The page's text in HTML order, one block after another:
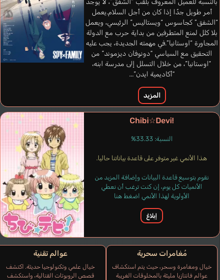
Bryant Ben
إنجليزي
Simões Márcio
برتغالي
Yamamoto Kanehira
بالنسبة للعميل المعروف بلقب “الشفق”، لا يوجد
أمر طويل جدًا إذا كان من أجل السلام.يعمل
“الشفق” كجاسوس “ويستاليس” الرئيسي، ويعمل
بلا كلل لمنع المتطرفين من بداية حرب مع الدولة
المجاورة “اوستانيا”.في مهمته الجديدة، يجب عليه
التحقيق مع السياسي “دونوفان ديزموند” من
“اوستانيا”، من خلال التسلل إلى مدرسة ابنه،
“أكاديمية ايدن”...
المزيد
Chibi☆Devi!
النسبة: 33.33%
هذا الأنمي غير متوفر على قاعدة بياناتنا حاليا.
نقوم بتوسيع قاعدة البيانات وإضافة المزيد من
الأنميات كل يوم، إن كنت ترغب أن نعطي
الأولوية لهذا الأنمي اضغط هنا
إبلاغ
مُغامرات سحرية
خيال ومغامرة وسحر، حيث يتم استكشاف
عوالم فانتازيا مليئة بالمخلوقات الغريبة
عوالم تقنية
خيال علمي وتكنولوجيا حديثة. اكتشف
قصص الروبوتات القتالية، واستكشف